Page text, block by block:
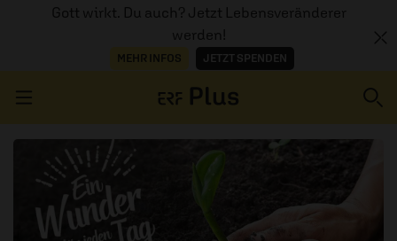
Gott wirkt. Du auch? Jetzt Lebensveränderer
werden!
MEHR INFOS JETZT SPENDEN
ERZÄHL MAL